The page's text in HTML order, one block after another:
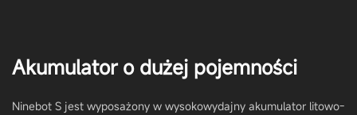
Akumulator o dużej pojemności
Ninebot S jest wyposażony w wysokowydajny akumulator litowo-